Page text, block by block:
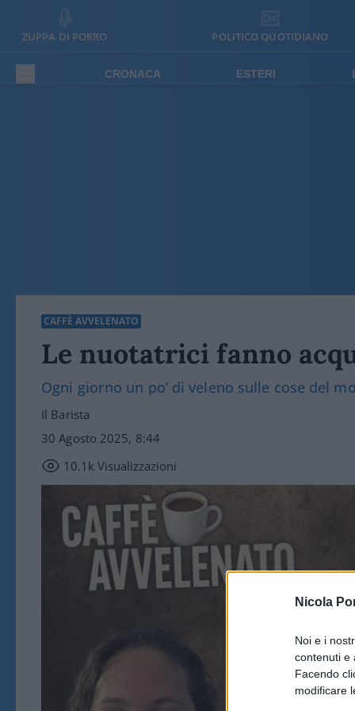
Nicola
Noi e i
contenuti e
Facendo
modificare
ZUPPA DI PORRO POLITICO QUOTIDIANO
CRONACA ESTERI
CAFFÈ AVVELENATO
Le nuotatrici fanno
Ogni giorno un po’ di veleno sulle cose del
Il Barista
30 Agosto 2025, 8:44
10.1k Visualizzazioni